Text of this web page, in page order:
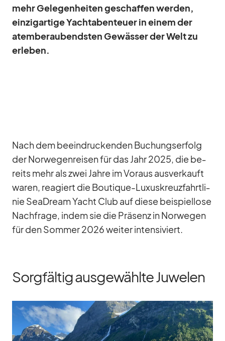
mehr Ge­le­gen­hei­ten ge­schaf­fen wer­den,
ein­zig­ar­tige Yach­t­aben­teuer in ei­nem der
atem­be­rau­bends­ten Ge­wäs­ser der Welt zu
er­le­ben.
Nach dem be­ein­dru­cken­den Bu­chungs­er­folg
der Nor­we­gen­rei­sen für das Jahr 2025, die be­
reits mehr als zwei Jahre im Vor­aus aus­ver­kauft
wa­ren, re­agiert die Bou­tique-Lu­xus­kreuz­fahrt­li­
nie SeaD­ream Yacht Club auf diese bei­spiel­lose
Nach­frage, in­dem sie die Prä­senz in Nor­we­gen
für den Som­mer 2026 wei­ter in­ten­si­viert.
Sorgfältig ausgewählte Juwelen